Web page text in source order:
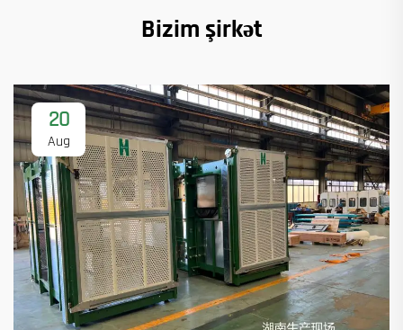
Bizim şirkət
20
Aug